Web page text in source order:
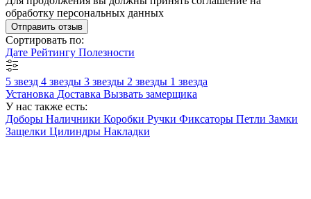
обработку персональных данных
Отправить отзыв
Сортировать по:
Дате Рейтингу Полезности
5 звезд 4 звезды 3 звезды 2 звезды 1 звезда
Установка Доставка Вызвать замерщика
У нас также есть:
Доборы Наличники Коробки Ручки Фиксаторы Петли Замки
Защелки Цилиндры Накладки